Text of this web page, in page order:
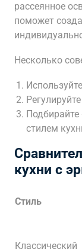
рассеянное
поможет
Несколько
Подбирайте
стилем
кухни с
Стиль
Классический